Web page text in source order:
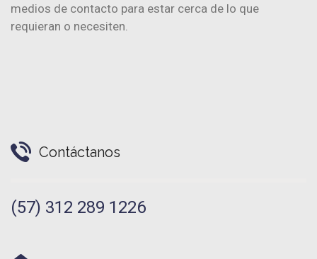
medios de contacto para estar cerca de lo que
requieran o necesiten.
Contáctanos
(57) 312 289 1226